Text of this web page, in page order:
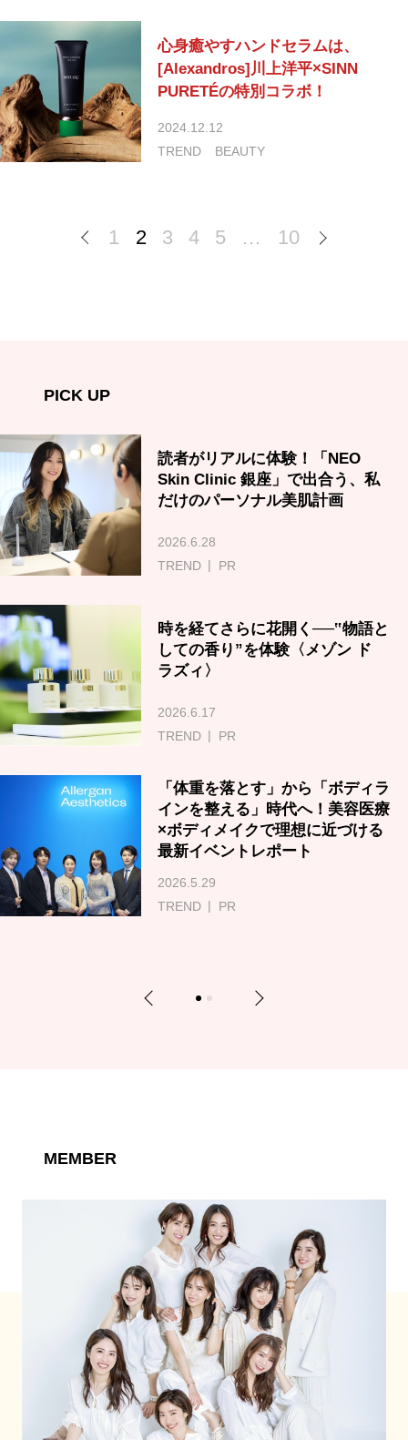
心身癒やすハンドセラムは、
[Alexandros]川上洋平×SINN
PURETÉの特別コラボ！
2024.12.12
TREND
BEAUTY
1 2 3 4 5 … 10
PICK UP
読者がリアルに体験！「NEO
Skin Clinic 銀座」で出合う、私
だけのパーソナル美肌計画
2026.6.28
TREND
PR
時を経てさらに花開く──‟物語と
しての香り”を体験〈メゾン ド
ラズィ〉
2026.6.17
TREND
PR
「体重を落とす」から「ボディラ
インを整える」時代へ！美容医療
×ボディメイクで理想に近づける
最新イベントレポート
2026.5.29
TREND
PR
Previous 1 2 Next
MEMBER